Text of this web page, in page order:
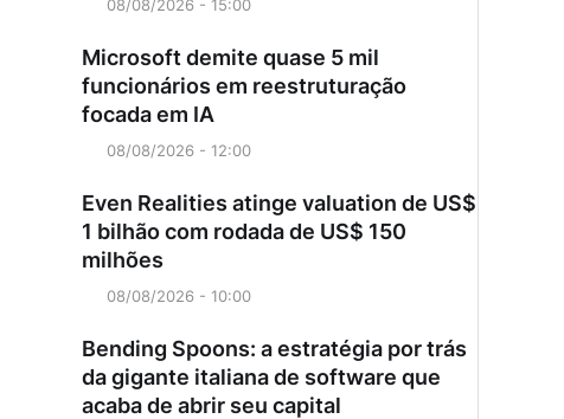
08/08/2026 - 15:00
Microsoft demite quase 5 mil
funcionários em reestruturação
focada em IA
08/08/2026 - 12:00
Even Realities atinge valuation de US$
1 bilhão com rodada de US$ 150
milhões
08/08/2026 - 10:00
Bending Spoons: a estratégia por trás
da gigante italiana de software que
acaba de abrir seu capital